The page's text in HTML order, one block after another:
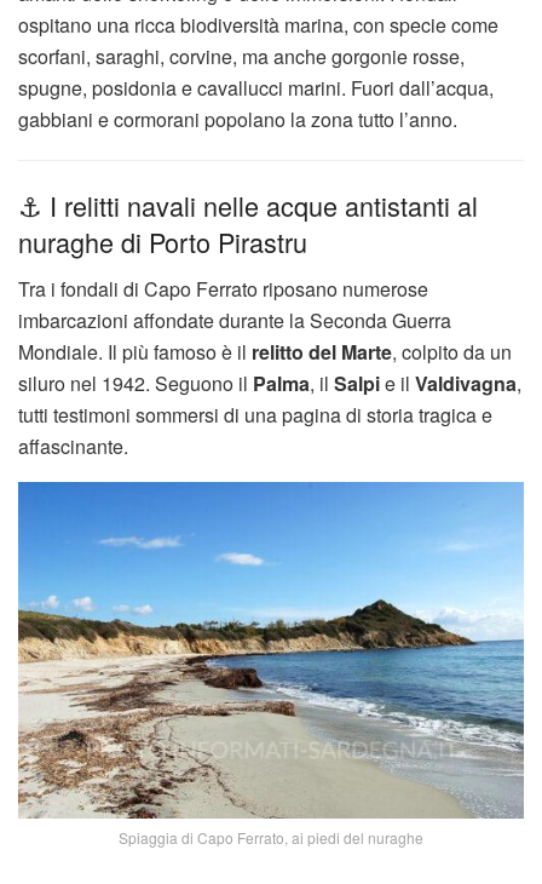
ospitano una ricca biodiversità marina, con specie come
scorfani, saraghi, corvine, ma anche gorgonie rosse,
spugne, posidonia e cavallucci marini. Fuori dall’acqua,
gabbiani e cormorani popolano la zona tutto l’anno.
⚓ I relitti navali nelle acque antistanti al
nuraghe di Porto Pirastru
Tra i fondali di Capo Ferrato riposano numerose
imbarcazioni affondate durante la Seconda Guerra
Mondiale. Il più famoso è il relitto del Marte, colpito da un
siluro nel 1942. Seguono il Palma, il Salpie il Valdivagna,
tutti testimoni sommersi di una pagina di storia tragica e
affascinante.
Spiaggia di Capo Ferrato, ai piedi del nuraghe